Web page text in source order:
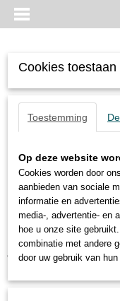
Inloggen Registreren
Cookies toestaan
Toestemming
Op deze website
Cookies worden door
aanbieden van sociale
informatie en
media-, advertentie- en
hoe u onze site
combinatie met andere
door uw gebruik van